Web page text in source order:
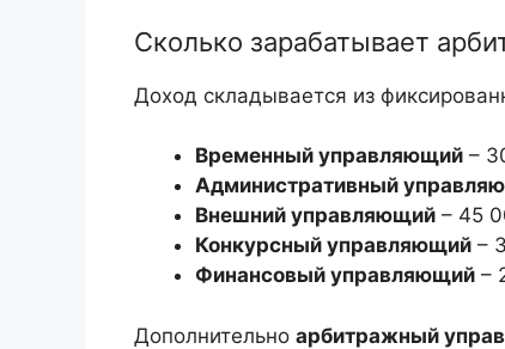
Сколько зарабатывает
Доход складывается из
Временный управляющий –
Административный
Внешний управляющий – 45
Конкурсный управляющий –
Финансовый управляющий –
Дополнительно арбитражный